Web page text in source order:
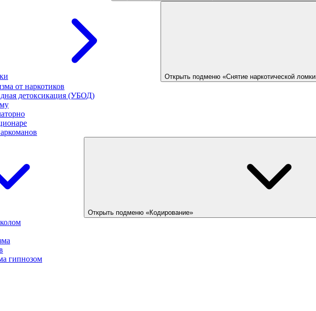
Открыть подменю «Снятие наркотической
от наркотиков
детоксикация (УБОД)
Открыть подменю «Кодирование»
гипнозом